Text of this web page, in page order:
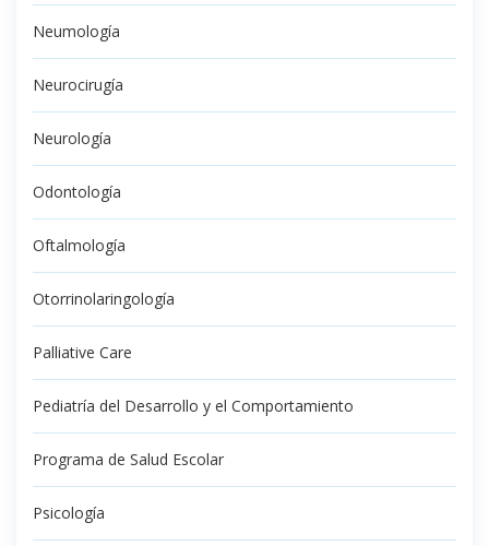
Neumología
Neurocirugía
Neurología
Odontología
Oftalmología
Otorrinolaringología
Palliative Care
Pediatría del Desarrollo y el Comportamiento
Programa de Salud Escolar
Psicología